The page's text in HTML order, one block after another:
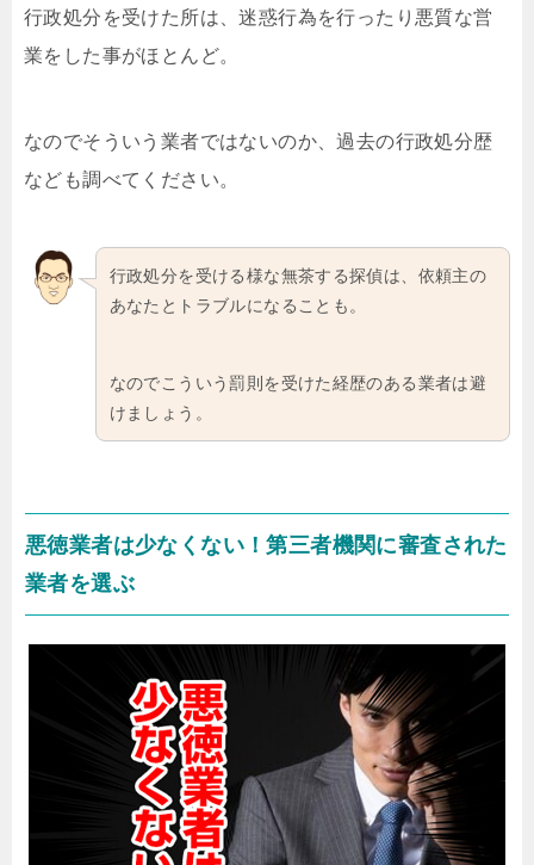
行政処分を受けた所は、迷惑行為を行ったり悪質な営
業をした事がほとんど。
なのでそういう業者ではないのか、過去の行政処分歴
なども調べてください。
行政処分を受ける様な無茶する探偵は、依頼主の
あなたとトラブルになることも。
なのでこういう罰則を受けた経歴のある業者は避
けましょう。
悪徳業者は少なくない！第三者機関に審査された
業者を選ぶ